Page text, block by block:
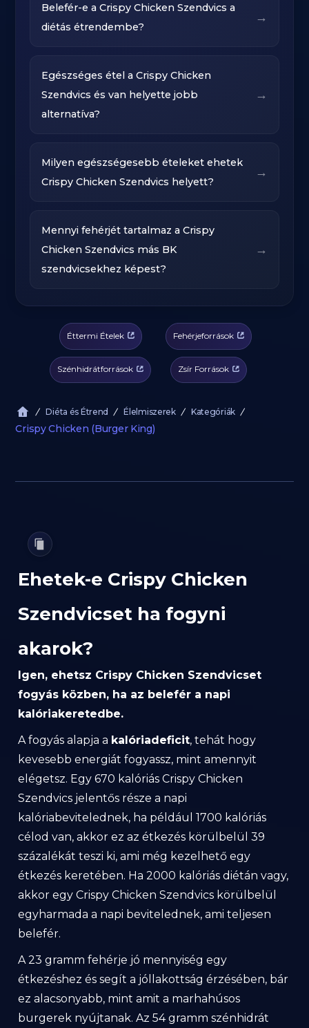
Belefér-e a Crispy Chicken Szendvics a
diétás étrendembe?
→
Egészséges étel a Crispy Chicken
Szendvics és van helyette jobb
alternatíva?
→
Milyen egészségesebb ételeket ehetek
Crispy Chicken Szendvics helyett?
→
Mennyi fehérjét tartalmaz a Crispy
Chicken Szendvics más BK
szendvicsekhez képest?
→
Éttermi Ételek Fehérjeforrások
Szénhidrátforrások Zsír Források
Diéta és Étrend Élelmiszerek Kategóriák
Crispy Chicken (Burger King)
Ehetek-e Crispy Chicken
Szendvicset ha fogyni
akarok?
Igen, ehetsz Crispy Chicken Szendvicset
fogyás közben, ha az belefér a napi
kalóriakeretedbe.
A fogyás alapja a kalóriadeficit, tehát hogy
kevesebb energiát fogyassz, mint amennyit
elégetsz. Egy 670 kalóriás Crispy Chicken
Szendvics jelentős része a napi
kalóriabevitelednek, ha például 1700 kalóriás
célod van, akkor ez az étkezés körülbelül 39
százalékát teszi ki, ami még kezelhető egy
étkezés keretében. Ha 2000 kalóriás diétán vagy,
akkor egy Crispy Chicken Szendvics körülbelül
egyharmada a napi bevitelednek, ami teljesen
belefér.
A 23 gramm fehérje jó mennyiség egy
étkezéshez és segít a jóllakottság érzésében, bár
ez alacsonyabb, mint amit a marhahúsos
burgerek nyújtanak. Az 54 gramm szénhidrát